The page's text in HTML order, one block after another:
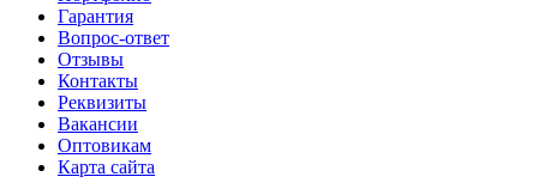
Гарантия
Вопрос-ответ
Отзывы
Контакты
Реквизиты
Вакансии
Оптовикам
Карта сайта